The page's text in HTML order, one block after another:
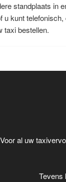
standplaats in
u kunt telefonisch,
taxi bestellen.
Voor al uw
Tevens